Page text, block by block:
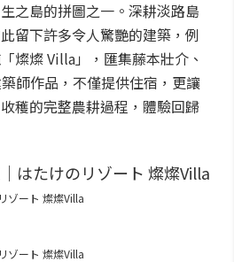
之島的拼圖之一。深耕淡路島
留下許多令人驚艷的建築，例
燦燦 Villa」，匯集藤本壯介、
師作品，不僅提供住宿，更讓
穫的完整農耕過程，體驗回歸
ゾート 燦燦Villa
ゾート 燦燦Villa